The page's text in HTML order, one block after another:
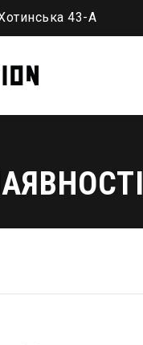
43-А